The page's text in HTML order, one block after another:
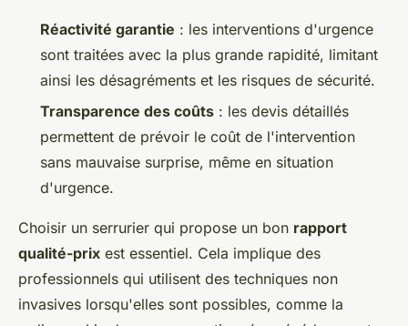
Réactivité garantie : les interventions d'urgence
sont traitées avec la plus grande rapidité, limitant
ainsi les désagréments et les risques de sécurité.
Transparence des coûts : les devis détaillés
permettent de prévoir le coût de l'intervention
sans mauvaise surprise, même en situation
d'urgence.
Choisir un serrurier qui propose un bon rapport
qualité-prix est essentiel. Cela implique des
professionnels qui utilisent des techniques non
invasives lorsqu'elles sont possibles, comme la